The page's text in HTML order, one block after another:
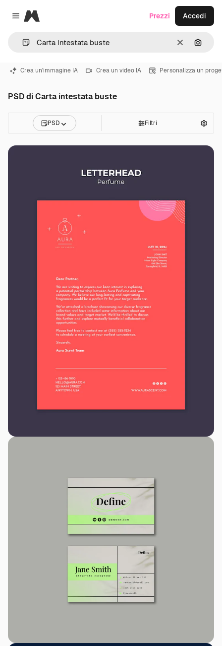
Close menu
Magnific
CancellaCerca
Prezzi Accedi
Crea un'immagine IA Crea un video IA Personalizza un
PSD di Carta intestata buste
PSD Filtri